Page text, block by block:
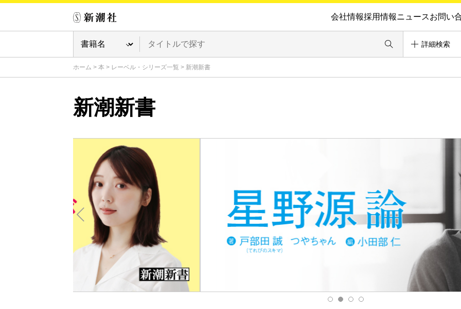
会社情報採用情報ニュースお問い
詳細検索
ホーム > 本 > レーベル・シリーズ一覧 > 新潮新書
新潮新書